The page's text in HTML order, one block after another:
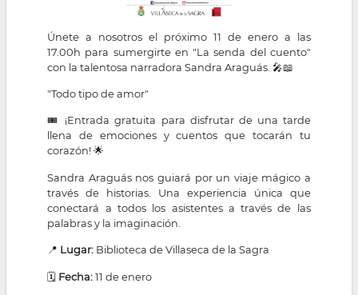
Únete a nosotros el próximo 11 de enero a las
17.00h para sumergirte en "La senda del cuento"
con la talentosa narradora Sandra Araguás. 🎤📖
"Todo tipo de amor"
🎟️ ¡Entrada gratuita para disfrutar de una tarde
llena de emociones y cuentos que tocarán tu
corazón! 🌟
Sandra Araguás nos guiará por un viaje mágico a
través de historias. Una experiencia única que
conectará a todos los asistentes a través de las
palabras y la imaginación.
📍 Lugar: Biblioteca de Villaseca de la Sagra
🗓️ Fecha:11 de enero